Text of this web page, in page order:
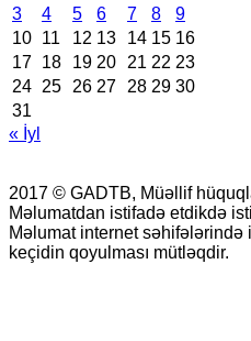
3
4 5 6 7 8
9
10 11 12 13 14 15 16
17 18 19 20 21 22 23
24 25 26 27 28 29 30
31
« İyl
2017 © GADTB, Müəllif
Məlumatdan istifadə etdikdə
Məlumat internet
keçidin qoyulması mütləqdir.